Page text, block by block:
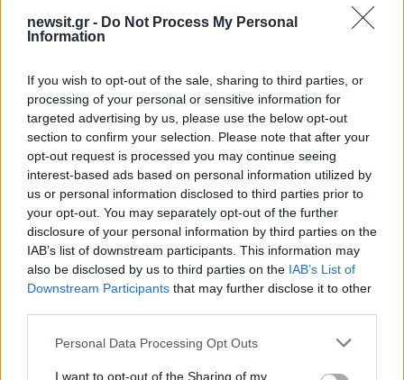
newsit.gr - Do Not Process My Personal
Information
If you wish to opt-out of the sale, sharing to third parties, or
processing of your personal or sensitive information for
targeted advertising by us, please use the below opt-out
section to confirm your selection. Please note that after your
opt-out request is processed you may continue seeing
interest-based ads based on personal information utilized by
us or personal information disclosed to third parties prior to
your opt-out. You may separately opt-out of the further
disclosure of your personal information by third parties on the
IAB’s list of downstream participants. This information may
also be disclosed by us to third parties on the IAB’s List of
Downstream Participants that may further disclose it to other
Please note that this website/app uses one or more Google
not limited to your visit or usage behaviour. You may click to
Personal Data Processing Opt Outs
I want to opt-out of the Sharing of my
ευημερία τους, ενώ μία αρνητική αυτοεικόνα
μπορεί να έχει σημαντική ψυχολογική
Για όσες γυναίκες όντως επηρεάζονται αρνητικά
από τις αλλαγές αυτές η επιστήμη της
Δερματολογίας έχει δώσει λύσεις,
αποτελεσματικές και ασφαλείς, οι οποίες
βελτιώνουν την εικόνα αλλά και την αυτοεκτίμηση
και τη διάθεσή τους, ενώ σε κάποιες
περιπτώσεις δρουν ενισχυτικά στην κοινωνική και
επαγγελματική τους ζωή.
Custom made φροντίδα για το